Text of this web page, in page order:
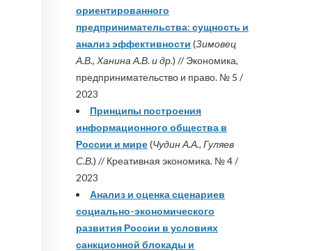
ориентированного
предпринимательства: сущность и
анализ эффективности (Зимовец
А.В., Ханина А.В. и др.) // Экономика,
предпринимательство и право. № 5 /
2023
Принципы построения
информационного общества в
России и мире(Чудин А.А., Гуляев
С.В.) // Креативная экономика. № 4 /
2023
Анализ и оценка сценариев
социально-экономического
развития России в условиях
санкционной блокады и